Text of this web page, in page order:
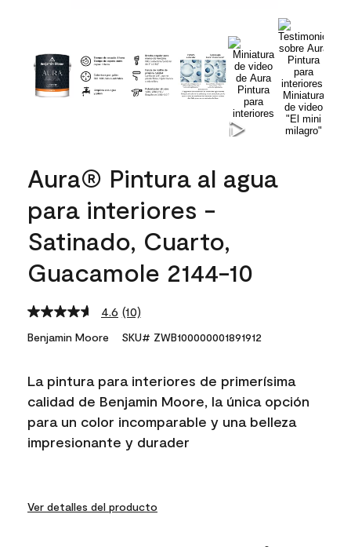
Aura® Pintura al agua
para interiores -
Satinado, Cuarto,
Guacamole 2144-10
4.6 Read
10
Reviews.
link.
(10)
Benjamin Moore SKU# ZWB100000001891912
La pintura para interiores de primerísima
calidad de Benjamin Moore, la única opción
para un color incomparable y una belleza
impresionante y durader
Ver detalles del producto